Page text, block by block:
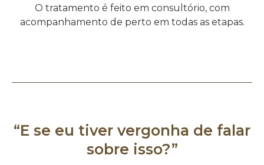
O tratamento é feito em consultório, com
acompanhamento de perto em todas as etapas.
“E se eu tiver vergonha de falar
sobre isso?”